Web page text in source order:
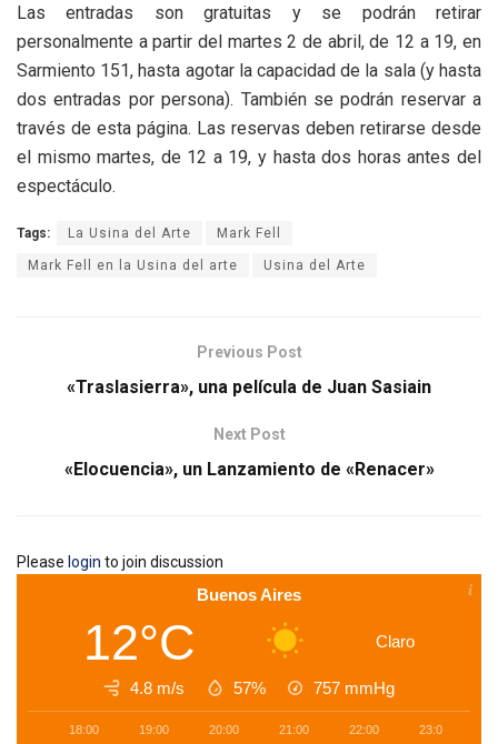
Las entradas son gratuitas y se podrán retirar
personalmente a partir del martes 2 de abril, de 12 a 19, en
Sarmiento 151, hasta agotar la capacidad de la sala (y hasta
dos entradas por persona). También se podrán reservar a
través de esta página. Las reservas deben retirarse desde
el mismo martes, de 12 a 19, y hasta dos horas antes del
espectáculo.
Tags: La Usina del Arte Mark Fell
Mark Fell en la Usina del arte Usina del Arte
Previous Post
«Traslasierra», una película de Juan Sasiain
Next Post
«Elocuencia», un Lanzamiento de «Renacer»
Please login to join discussion
Buenos Aires
12°C Claro
4.8 m/s 57% 757 mmHg
18:00 19:00 20:00 21:00 22:00 23:00